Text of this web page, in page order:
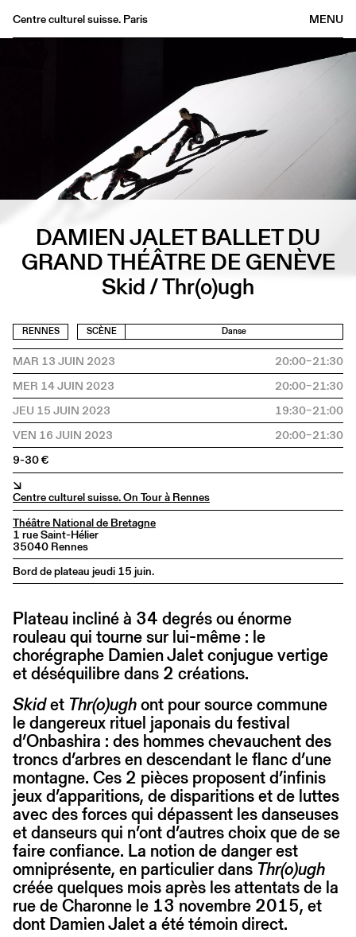
MENU
Centre culturel suisse. Paris
Informations
EN
DAMIEN JALET BALLET DU
GRAND THÉÂTRE DE GENÈVE
Skid / Thr(o)ugh
RENNES SCÈNE Danse
MAR 13 JUIN 2023
20:00–21:30
MER 14 JUIN 2023
20:00–21:30
JEU 15 JUIN 2023
19:30–21:00
VEN 16 JUIN 2023
20:00–21:30
9-30 €
↘
Centre culturel suisse. On Tour à Rennes
Théâtre National de Bretagne
1 rue Saint-Hélier
35040 Rennes
Bord de plateau jeudi 15 juin.
Plateau incliné à 34 degrés ou énorme
rouleau qui tourne sur lui-même : le
chorégraphe Damien Jalet conjugue vertige
et déséquilibre dans 2 créations.
Skidet Thr(o)ughont pour source commune
le dangereux rituel japonais du festival
d’Onbashira : des hommes chevauchent des
troncs d’arbres en descendant le flanc d’une
montagne. Ces 2 pièces proposent d’infinis
jeux d’apparitions, de disparitions et de luttes
avec des forces qui dépassent les danseuses
et danseurs qui n’ont d’autres choix que de se
faire confiance. La notion de danger est
omniprésente, en particulier dans Thr(o)ugh
créée quelques mois après les attentats de la
rue de Charonne le 13 novembre 2015, et
dont Damien Jalet a été témoin direct.